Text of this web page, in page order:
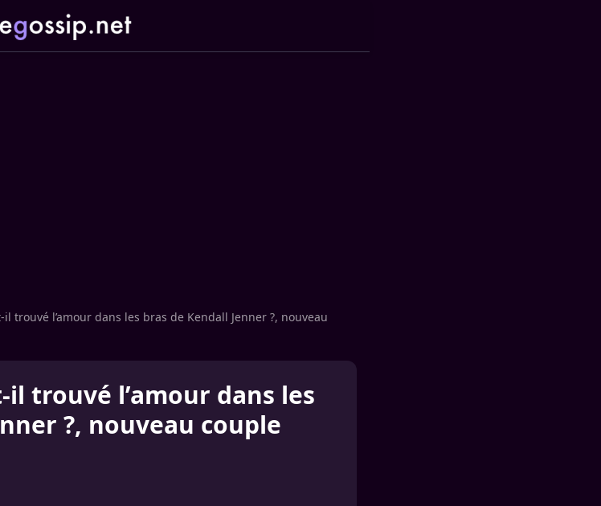
trouvé l’amour dans les bras de Kendall Jenner ?, nouveau
trouvé l’amour dans les
?, nouveau couple